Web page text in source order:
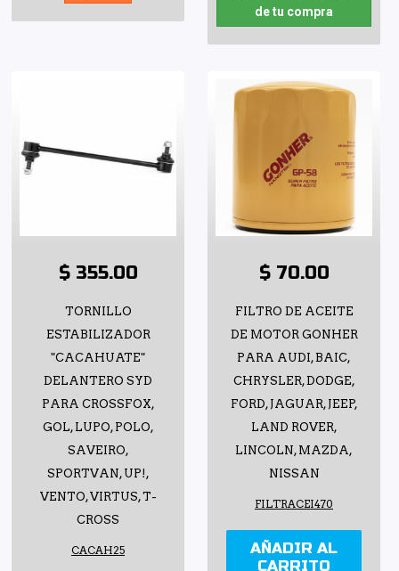
de tu compra
$ 355.00
TORNILLO
ESTABILIZADOR
"CACAHUATE"
DELANTERO SYD
PARA CROSSFOX,
GOL, LUPO, POLO,
SAVEIRO,
SPORTVAN, UP!,
VENTO, VIRTUS, T-
CROSS
CACAH25
$ 70.00
FILTRO DE ACEITE
DE MOTOR GONHER
PARA AUDI, BAIC,
CHRYSLER, DODGE,
FORD, JAGUAR, JEEP,
LAND ROVER,
LINCOLN, MAZDA,
NISSAN
FILTRACEI470
AÑADIR AL
CARRITO